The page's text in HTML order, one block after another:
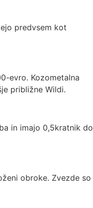
predvsem kot
evro. Kozometalna
približne Wildi.
in imajo 0,5kratnik do
obroke. Zvezde so